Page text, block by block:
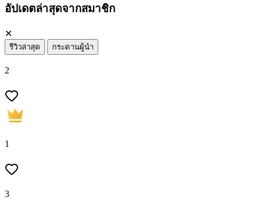
อัปเดตล่าสุดจากสมาชิก
✕
รีวิวล่าสุด กระดานผู้นำ
2
1
3